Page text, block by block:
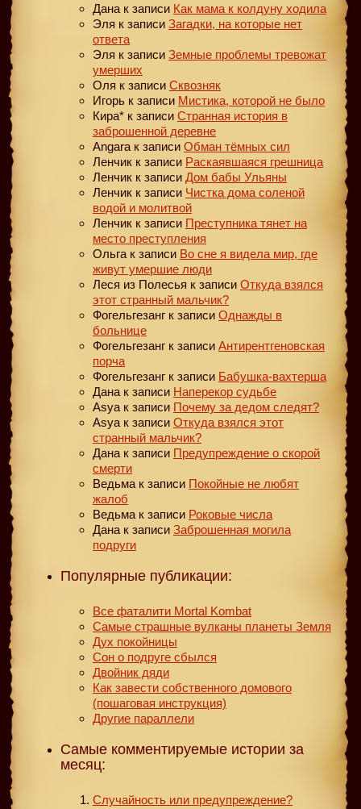
Дана к записи Как мама к колдуну ходила
Эля к записи Загадки, на которые нет
ответа
Эля к записи Земные проблемы тревожат
умерших
Оля к записи Сквозняк
Игорь к записи Мистика, которой не было
Кира* к записи Странная история в
заброшенной деревне
Angara к записи Обман тёмных сил
Ленчик к записи Раскаявшаяся грешница
Ленчик к записи Дом бабы Ульяны
Ленчик к записи Чистка дома соленой
водой и молитвой
Ленчик к записи Преступника тянет на
место преступления
Ольга к записи Во сне я видела мир, где
живут умершие люди
Леся из Полесья к записи Откуда взялся
этот странный мальчик?
Фогельгезанг к записи Однажды в
больнице
Фогельгезанг к записи Антирентгеновская
порча
Фогельгезанг к записи Бабушка-вахтерша
Дана к записи Наперекор судьбе
Asya к записи Почему за дедом следят?
Asya к записи Откуда взялся этот
странный мальчик?
Дана к записи Предупреждение о скорой
смерти
Ведьма к записи Покойные не любят
жалоб
Ведьма к записи Роковые числа
Дана к записи Заброшенная могила
подруги
Популярные публикации:
Все фаталити Mortal Kombat
Самые страшные вулканы планеты Земля
Дух покойницы
Сон о подруге сбылся
Двойник дяди
Как завести собственного домового
(пошаговая инструкция)
Другие параллели
Самые комментируемые истории за
месяц:
Случайность или предупреждение?